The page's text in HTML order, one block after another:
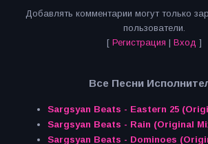
Добавлять комментарии могут только
пользователи.
[ Регистрация | Вход ]
Все Песни
Sargsyan Beats - Eastern
Sargsyan Beats - Rain (Original
Sargsyan Beats - Dominoes